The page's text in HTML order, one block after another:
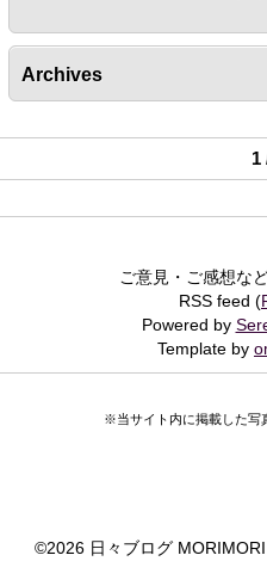
Archives
1
ご意見・ご感想な
RSS feed (
Powered by
Template by
※当サイト内に掲載した写
©2026 日々ブログ